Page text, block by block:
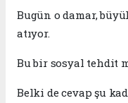
Bugün o damar,
atıyor.
Bu bir sosyal tehdit
Belki de cevap şu